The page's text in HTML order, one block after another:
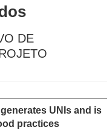
DE
UNIs and is
practices